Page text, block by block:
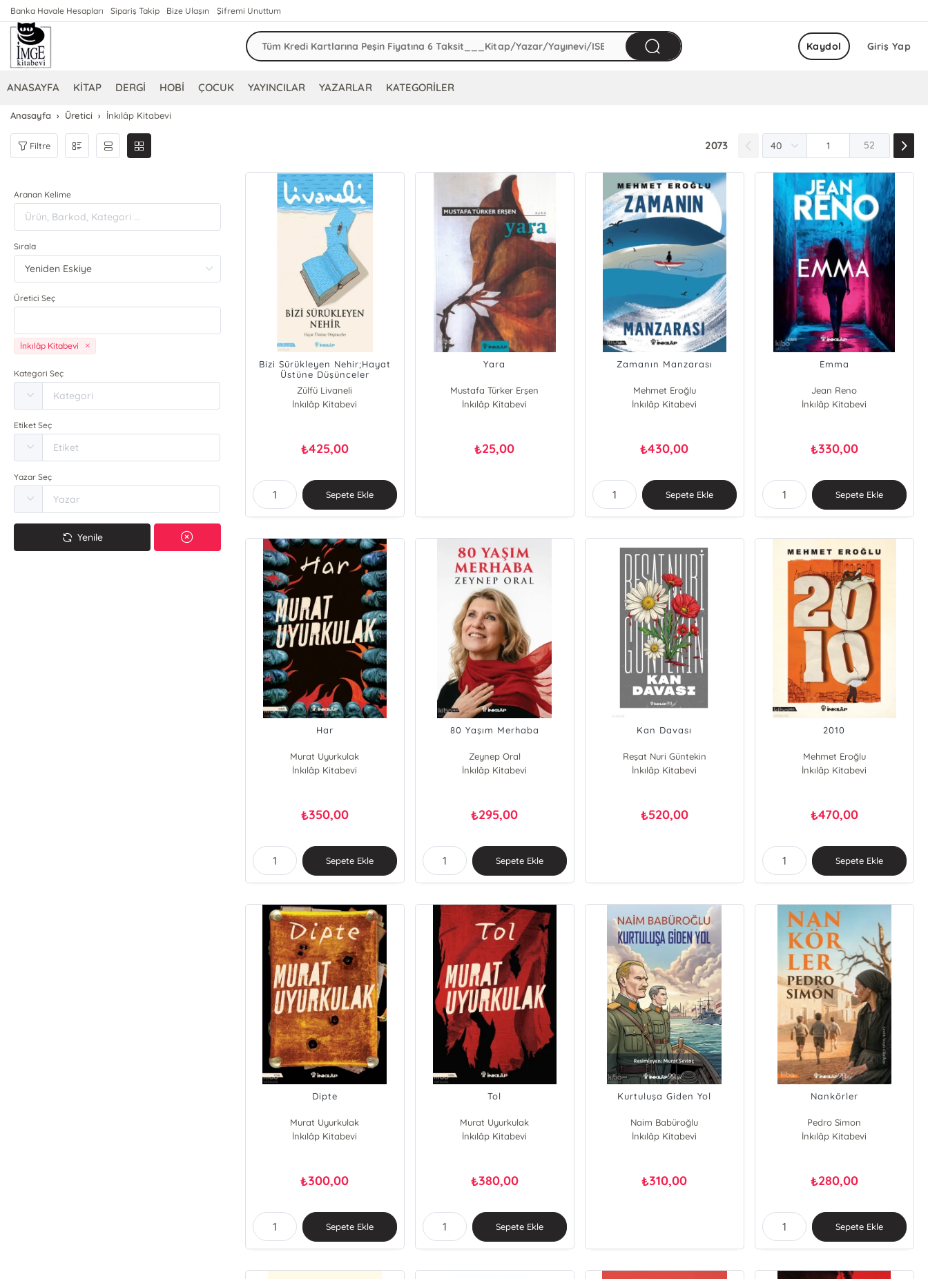
Banka Havale Hesapları Sipariş Takip Bize Ulaşın Şifremi Unuttum
Giriş Yap
Kaydol
ANASAYFA KİTAP DERGİ HOBİ ÇOCUK YAYINCILAR YAZARLAR KATEGORİLER
Anasayfa Üretici İnkılâp Kitabevi
Filtre 2073 52
Aranan Kelime
Sırala
Üretici Seç
İnkılâp Kitabevi
Kategori Seç
Etiket Seç
Yazar Seç
Yenile
Bizi Sürükleyen Nehir;Hayat
Üstüne Düşünceler
Zülfü Livaneli
İnkılâp Kitabevi
₺425,00
Sepete Ekle
Yara
Mustafa Türker Erşen
İnkılâp Kitabevi
₺25,00
Zamanın Manzarası
Mehmet Eroğlu
İnkılâp Kitabevi
₺430,00
Sepete Ekle
Emma
Jean Reno
İnkılâp Kitabevi
₺330,00
Sepete Ekle
Har
Murat Uyurkulak
İnkılâp Kitabevi
₺350,00
Sepete Ekle
80 Yaşım Merhaba
Zeynep Oral
İnkılâp Kitabevi
₺295,00
Sepete Ekle
Kan Davası
Reşat Nuri Güntekin
İnkılâp Kitabevi
₺520,00
2010
Mehmet Eroğlu
İnkılâp Kitabevi
₺470,00
Sepete Ekle
Dipte
Murat Uyurkulak
İnkılâp Kitabevi
₺300,00
Sepete Ekle
Tol
Murat Uyurkulak
İnkılâp Kitabevi
₺380,00
Sepete Ekle
Kurtuluşa Giden Yol
Naim Babüroğlu
İnkılâp Kitabevi
₺310,00
Nankörler
Pedro Simon
İnkılâp Kitabevi
₺280,00
Sepete Ekle